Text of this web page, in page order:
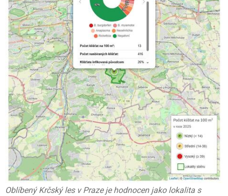
Oblíbený Krčský les v Praze je hodnocen jako lokalita s